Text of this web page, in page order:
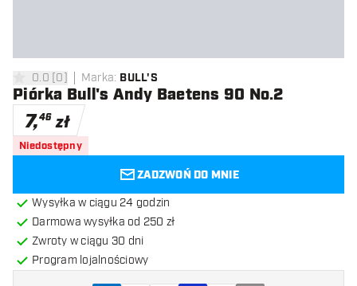
0 gwiazdki oceny
0.0 [0] Marka: BULL'S
Piórka Bull's Andy Baetens 90 No.2
7,46 zł
Niedostępny
ZADZWOŃ DO MNIE
Wysyłka w ciągu 24 godzin
Darmowa wysyłka od 250 zł
Zwroty w ciągu 30 dni
Program lojalnościowy